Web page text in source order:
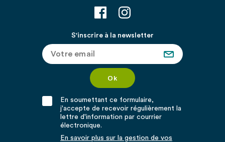
S'inscrire à la newsletter
En soumettant ce formulaire,
j'accepte de recevoir régulièrement la
lettre d'information par courrier
électronique.
En savoir plus sur la gestion de vos